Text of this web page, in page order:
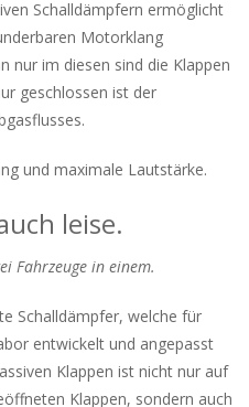
Schalldämpfern ermöglicht
Motorklang
nur im diesen sind die Klappen
geschlossen ist der
und maximale Lautstärke.
leise.
Fahrzeuge in einem.
Schalldämpfer, welche für
entwickelt und angepasst
Klappen ist nicht nur auf
Klappen, sondern auch